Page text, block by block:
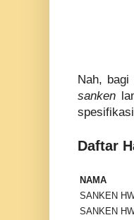
Nah,
sanken
Daftar
NAMA
SANKEN
SANKEN